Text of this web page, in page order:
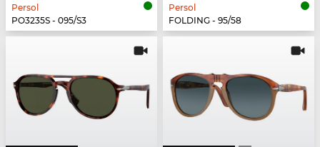
Persol
PO3235S - 095/S3
Persol
FOLDING - 95/58